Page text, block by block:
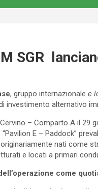
SGR
, gruppo internazionale e
investimento alternativo
– Comparto A il 29
E – Paddock”
nati come
e locati a primari
come